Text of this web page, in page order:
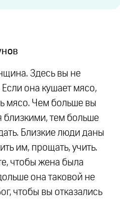
Здесь вы не
она кушает мясо,
мясо. Чем больше вы
близкими, тем больше
Близкие люди даны
им, прощать, учить.
чтобы жена была
она таковой не
чтобы вы отказались